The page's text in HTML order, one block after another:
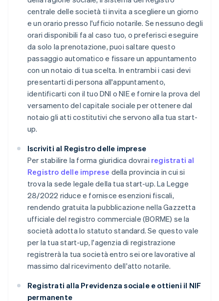
centrale delle società ti invita a scegliere un giorno
e un orario presso l'ufficio notarile. Se nessuno degli
orari disponibili fa al caso tuo, o preferisci eseguire
da solo la prenotazione, puoi saltare questo
passaggio automatico e fissare un appuntamento
con un notaio di tua scelta. In entrambi i casi devi
presentarti di persona all'appuntamento,
identificarti con il tuo DNI o NIE e fornire la prova del
versamento del capitale sociale per ottenere dal
notaio gli atti costitutivi che servono alla tua start-
up.
Iscriviti al Registro delle imprese
Per stabilire la forma giuridica dovrai registrati al
Registro delle imprese della provincia in cui si
trova la sede legale della tua start-up. La Legge
28/2022 riduce e fornisce esenzioni fiscali,
rendendo gratuita la pubblicazione nella Gazzetta
ufficiale del registro commerciale (BORME) se la
società adotta lo statuto standard. Se questo vale
per la tua start-up, l'agenzia di registrazione
registrerà la tua società entro sei ore lavorative al
massimo dal ricevimento dell'atto notarile.
Registrati alla Previdenza sociale e ottieni il NIF
permanente